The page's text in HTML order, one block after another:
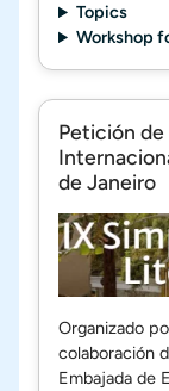
Topics
Workshop
Petición
de Janeiro
Organizado
colaboración
Embajada de